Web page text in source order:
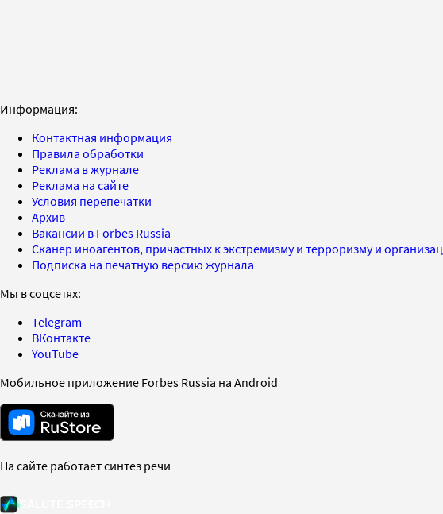
Информация:
Контактная информация
Правила обработки
Реклама в журнале
Реклама на сайте
Условия перепечатки
Архив
Вакансии в Forbes Russia
Сканер иноагентов, причастных к экстремизму и терроризму и
Подписка на печатную версию журнала
Мы в соцсетях:
Telegram
ВКонтакте
YouTube
Мобильное приложение Forbes Russia на Android
На сайте работает синтез речи